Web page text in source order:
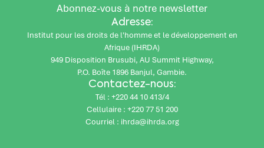
Abonnez-vous à notre newsletter
Adresse:
Institut pour les droits de l'homme et le développement en
Afrique (IHRDA)
949 Disposition Brusubi, AU Summit Highway,
P.O. Boîte 1896 Banjul, Gambie.
Contactez-nous:
Tél : +220 44 10 413/4
Cellulaire : +220 77 51 200
Courriel : ihrda@ihrda.org